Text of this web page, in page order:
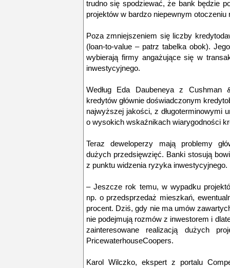
trudno się spodziewać, że bank będzie
projektów w bardzo niepewnym
Poza zmniejszeniem się liczby
(loan-to-value – patrz tabelka obok).
wybierają firmy angażujące się w
inwestycyjnego.
Według Eda Daubeneya z Cushman
kredytów głównie doświadczonym
najwyższej jakości, z długoterminowymi
o wysokich wskaźnikach wiarygodności
Teraz deweloperzy mają problemy
dużych przedsięwzięć. Banki stosują
z punktu widzenia ryzyka inwestycyjnego.
– Jeszcze rok temu, w wypadku
np. o przedsprzedaż mieszkań,
procent. Dziś, gdy nie ma umów
nie podejmują rozmów z inwestorem i
zainteresowane realizacją dużych
PricewaterhouseCoopers.
Karol Wilczko, ekspert z portalu